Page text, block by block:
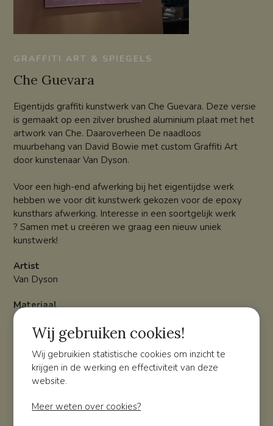
GRAFFITI ART & SPIEGELS
Che Guevara
Eigentijds graffiti kunstwerk van Che Guevara. Deze versie
is gemaakt op een zilver brushed aluminium plaat met het
artwork van Che. Daaroverheen De naadloos
muurbehang van David Bowie met custom Graffiti Art
door kunstenaar Van Dyson.
Voor een high-end afwerking bij het eigentijdse werk
hebben we voor dit kunstwerk gekozen voor de epoxy
kunsthars afwerking. Interesse in een soortgelijk werk
? Samen met u creëren we graag een nieuw uniek
kunstwerk!
Artist
Van Dyson
Materiaal
Brushd Dibond Zilver + Ar print + Graffiti + Epoxy kunsthars
Overzicht Volgende
Wilt u meer weten over de verschillende mogelijkheden
Wij gebruiken cookies!
Wij gebruikien statistische cookies om inzicht te
krijgen in de werking en effectiviteit van deze
website.
Meer weten over cookies?